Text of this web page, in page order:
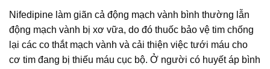
Nifedipine làm giãn cả động mạch vành bình thường lẫn
động mạch vành bị xơ vữa, do đó thuốc bảo vệ tim chống
lại các co thắt mạch vành và cải thiện việc tưới máu cho
cơ tim đang bị thiếu máu cục bộ. Ở người có huyết áp bình